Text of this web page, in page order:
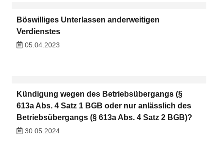
Böswilliges Unterlassen anderweitigen
Verdienstes
05.04.2023
Kündigung wegen des Betriebsübergangs (§
613a Abs. 4 Satz 1 BGB oder nur anlässlich des
Betriebsübergangs (§ 613a Abs. 4 Satz 2 BGB)?
30.05.2024